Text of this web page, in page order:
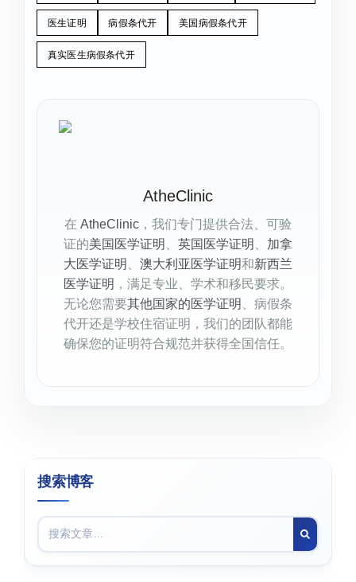
医生证明 病假条代开 美国病假条代开
真实医生病假条代开
AtheClinic
在 AtheClinic ，我们专门提供合法、可验
证的美国医学证明 英国医学证明
加拿
大医学证明
澳大利亚医学证明和新西兰
医学证明 ，满足专业、学术和移民要求。
无论您需要其他国家的医学证明
、病假条
代开还是学校住宿证明，我们的团队都能
确保您的证明符合规范并获得全国信任。
搜索博客